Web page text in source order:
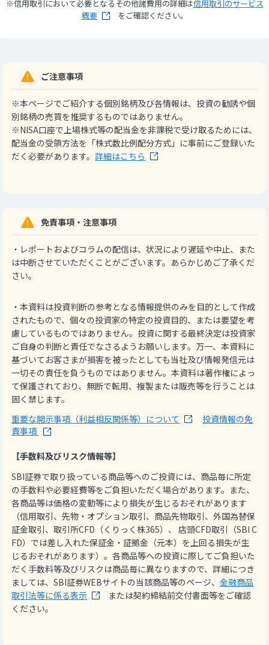
※信用取引において必要となるその他諸費用の詳細は信用取引のサービス
概要
をご確認ください。
ご注意事項
※本ページでご紹介する個別銘柄及び各情報は、投資の勧誘や個
別銘柄の売買を推奨するものではありません。
※NISA口座で上場株式等の配当金を非課税で受け取るためには、
配当金の受領方法を「株式数比例配分方式」に事前にご登録いた
だく必要があります。詳細はこちら
免責事項・注意事項
・レポートおよびコラムの配信は、状況により遅延や中止、また
は中断させていただくことがございます。あらかじめご了承くだ
さい。
・本資料は投資判断の参考となる情報提供のみを目的として作成
されたもので、個々の投資家の特定の投資目的、または要望を考
慮しているものではありません。投資に関する最終決定は投資家
ご自身の判断と責任でなさるようお願いします。万一、本資料に
基づいてお客さまが損害を被ったとしても当社及び情報発信元は
一切その責任を負うものではありません。本資料は著作権によっ
て保護されており、無断で転用、複製または販売等を行うことは
固く禁じます。
重要な開示事項（利益相反関係等）について
投資情報の免
責事項
【手数料及びリスク情報等】
SBI証券で取り扱っている商品等へのご投資には、商品毎に所定
の手数料や必要経費等をご負担いただく場合があります。また、
各商品等は価格の変動等により損失が生じるおそれがあります
（信用取引、先物・オプション取引、商品先物取引、外国為替保
証金取引、取引所CFD（くりっく株365）、 店頭CFD取引（SBI C
FD）では差し入れた保証金・証拠金（元本）を上回る損失が生
じるおそれがあります）。各商品等への投資に際してご負担いた
だく手数料等及びリスクは商品毎に異なりますので、詳細につき
ましては、SBI証券WEBサイトの当該商品等のページ、金融商品
取引法等に係る表示
または契約締結前交付書面等をご確認
ください。